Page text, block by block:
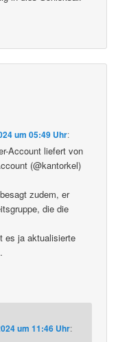
um 05:49 Uhr:
Account liefert von
(@kantorkel)
zudem, er
die die
es ja aktualisierte
um 11:46 Uhr: